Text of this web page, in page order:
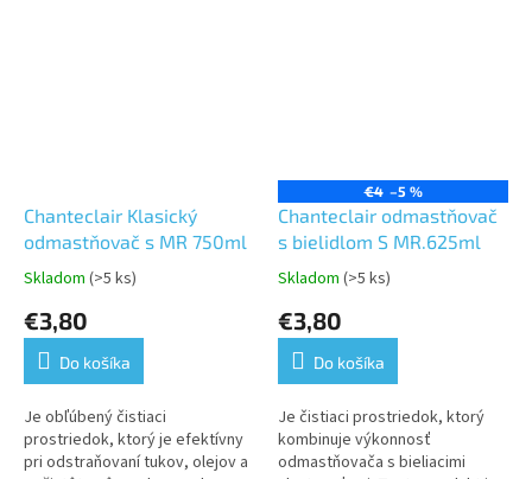
Chanteclair Klasický
odmastňovač s MR 750ml
Priemerné
produktu
5,0
5
hviezdičiek.
Skladom (>5 ks)
€3,80
Do košíka
Je obľúbený čistiaci
prostriedok, ktorý je efektívny
pri odstraňovaní tukov, olejov a
€4 –5 %
Chanteclair odmastňovač
s bielidlom S MR.625ml
Priemerné
produktu
5,0
5
hviezdičiek.
Skladom (>5 ks)
€3,80
Do košíka
Je čistiaci prostriedok, ktorý
kombinuje výkonnosť
odmastňovača s bieliacimi